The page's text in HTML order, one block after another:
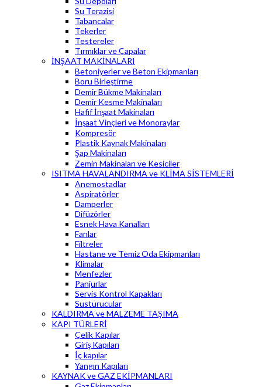
Su Terazisi
Tabancalar
Tekerler
Testereler
Tırmıklar ve Çapalar
İNŞAAT MAKİNALARI
Betoniyerler ve Beton Ekipmanları
Boru Birleştirme
Demir Bükme Makinaları
Demir Kesme Makinaları
Hafif İnşaat Makinaları
İnşaat Vinçleri ve Monoraylar
Kompresör
Plastik Kaynak Makinaları
Şap Makinaları
Zemin Makinaları ve Kesiciler
ISITMA HAVALANDIRMA ve KLİMA SİSTEMLERİ
Anemostadlar
Aspiratörler
Damperler
Difüzörler
Esnek Hava Kanalları
Fanlar
Filtreler
Hastane ve Temiz Oda Ekipmanları
Klimalar
Menfezler
Panjurlar
Servis Kontrol Kapakları
Susturucular
KALDIRMA ve MALZEME TAŞIMA
KAPI TÜRLERİ
Çelik Kapılar
Giriş Kapıları
İç kapılar
Yangın Kapıları
KAYNAK ve GAZ EKİPMANLARI